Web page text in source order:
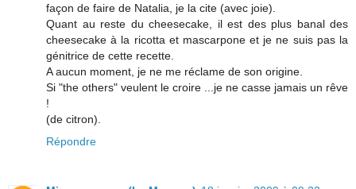
façon de faire de Natalia, je la cite (avec joie).
Quant au reste du cheesecake, il est des plus banal des
cheesecake à la ricotta et mascarpone et je ne suis pas la
génitrice de cette recette.
A aucun moment, je ne me réclame de son origine.
Si "the others" veulent le croire ...je ne casse jamais un rêve
!
(de citron).
Répondre